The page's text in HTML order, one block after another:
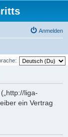
Anmelden
liga-
ein Vertrag